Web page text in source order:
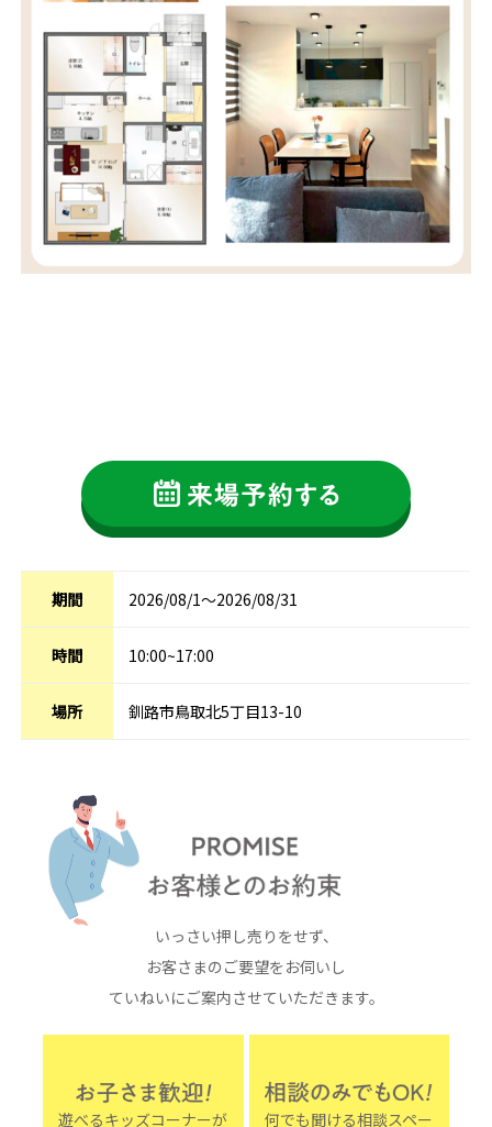
期間 2026/08/1～2026/08/31
時間 10:00~17:00
場所 釧路市鳥取北5丁目13-10
いっさい押し売りをせず、
お客さまのご要望をお伺いし
ていねいにご案内させていただきます。
遊べるキッズコーナーが 何でも聞ける相談スペー